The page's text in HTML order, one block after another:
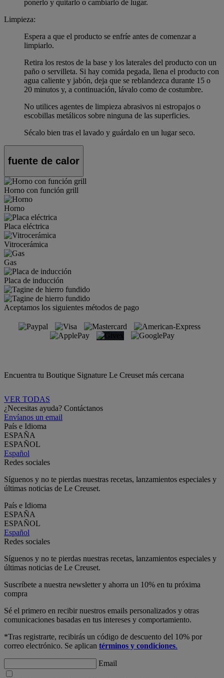
ponerlo y quitarlo o cambiarlo de lugar.
Limpieza:
Espera a que el producto se enfríe antes de comenzar a
limpiarlo.
Retira los restos de la base y los laterales del producto con un
paño o servilleta. Si hay comida pegada, llena el producto con
agua caliente y jabón, deja que se reblandezca durante 15 o
20 minutos y, a continuación, lávalo como de costumbre.
No utilices agentes de limpieza abrasivos ni estropajos o
escobillas metálicos sobre ninguna de las superficies.
Sécalo bien tras el lavado y guárdalo en un lugar seco.
fuente de calor
Horno con función grill
Horno
Placa eléctrica
Vitrocerámica
Gas
Placa de inducción
Aceptamos los siguientes métodos de pago
Encuentra tu Boutique Signature Le Creuset más cercana
VER TODAS
¿Necesitas ayuda? Contáctanos
Envíanos un email
País e Idioma
ESPAÑA
ESPAÑOL
Español
Redes sociales
Síguenos y no te pierdas nuestras recetas, lanzamientos especiales y
últimas noticias de Le Creuset.
País e Idioma
ESPAÑA
ESPAÑOL
Español
Redes sociales
Síguenos y no te pierdas nuestras recetas, lanzamientos especiales y
últimas noticias de Le Creuset.
Suscríbete a nuestra newsletter y ahorra un 10% en tu próxima
compra
Sé el primero en recibir nuestros emails personalizados y otras
comunicaciones basadas en tus intereses y comportamiento.
*Tras registrarte, recibirás un código de descuento del 10% por
correo electrónico. Se aplican términos y condiciones.
Email